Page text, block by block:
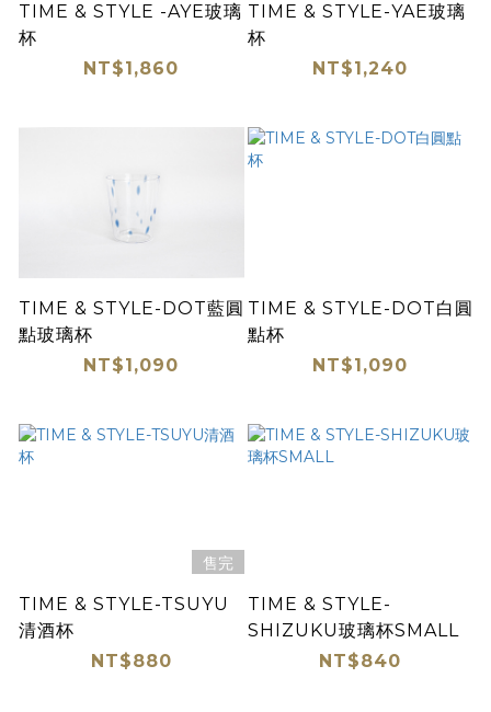
TIME & STYLE -AYE玻璃
杯
NT$1,860
TIME & STYLE-YAE玻璃
杯
NT$1,240
TIME & STYLE-DOT藍圓
點玻璃杯
NT$1,090
TIME & STYLE-DOT白圓
點杯
NT$1,090
售完
TIME & STYLE-TSUYU
清酒杯
NT$880
TIME & STYLE-
SHIZUKU玻璃杯SMALL
NT$840